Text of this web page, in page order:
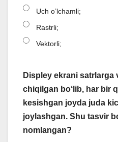
Uch o’lchamli;
Rastrli;
Vektorli;
Displey ekrani satrlarga
chiqilgan bo‘lib, har bir
kesishgan joyda juda
joylashgan. Shu tasvir
nomlangan?